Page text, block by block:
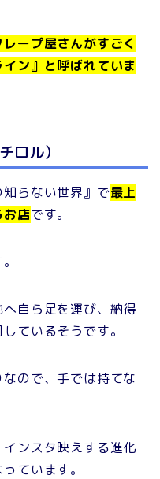
ープ屋さんがすごく
ン』と呼ばれていま
ロル）
らない世界』で最上
お店です。
自ら足を運び、納得
ているそうです。
ので、手では持てな
ンスタ映えする進化
ています。